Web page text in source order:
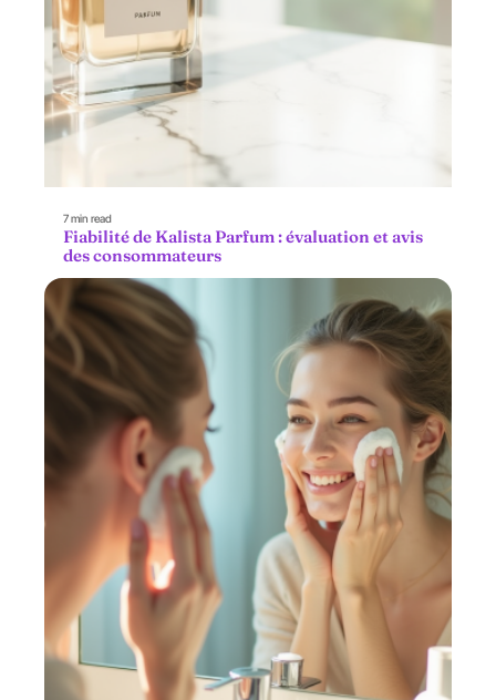
7 min read
Fiabilité de Kalista Parfum : évaluation et avis
des consommateurs